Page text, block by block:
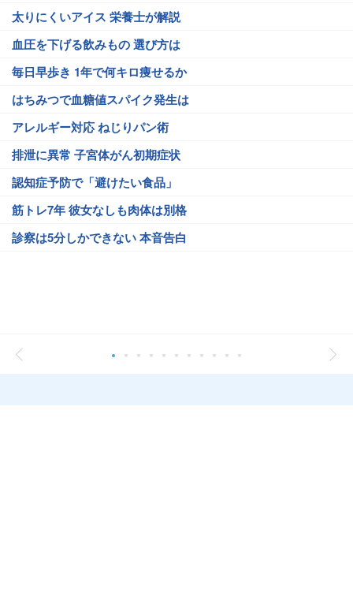
太りにくいアイス 栄養士が解説
血圧を下げる飲みもの 選び方は
毎日早歩き 1年で何キロ痩せるか
はちみつで血糖値スパイク発生は
アレルギー対応 ねじりパン術
排泄に異常 子宮体がん初期症状
認知症予防で「避けたい食品」
筋トレ7年 彼女なしも肉体は別格
診察は5分しかできない 本音告白